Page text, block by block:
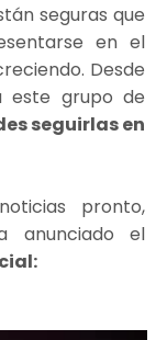
seguras que
en el
Desde
este grupo de
seguirlas en
pronto,
anunciado el